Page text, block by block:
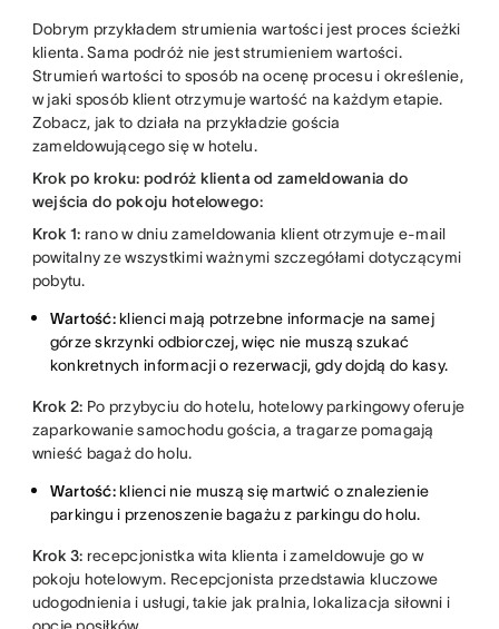
Dobrym przykładem strumienia wartości jest proces ścieżki
klienta. Sama podróż nie jest strumieniem wartości.
Strumień wartości to sposób na ocenę procesu i określenie,
w jaki sposób klient otrzymuje wartość na każdym etapie.
Zobacz, jak to działa na przykładzie gościa
zameldowującego się w hotelu.
Krok po kroku: podróż klienta od zameldowania do
wejścia do pokoju hotelowego:
Krok 1: rano w dniu zameldowania klient otrzymuje e-mail
powitalny ze wszystkimi ważnymi szczegółami dotyczącymi
pobytu.
Wartość:klienci mają potrzebne informacje na samej
górze skrzynki odbiorczej, więc nie muszą szukać
konkretnych informacji o rezerwacji, gdy dojdą do kasy.
Krok 2: Po przybyciu do hotelu, hotelowy parkingowy oferuje
zaparkowanie samochodu gościa, a tragarze pomagają
wnieść bagaż do holu.
Wartość:klienci nie muszą się martwić o znalezienie
parkingu i przenoszenie bagażu z parkingu do holu.
Krok 3: recepcjonistka wita klienta i zameldowuje go w
pokoju hotelowym. Recepcjonista przedstawia kluczowe
udogodnienia i usługi, takie jak pralnia, lokalizacja siłowni i